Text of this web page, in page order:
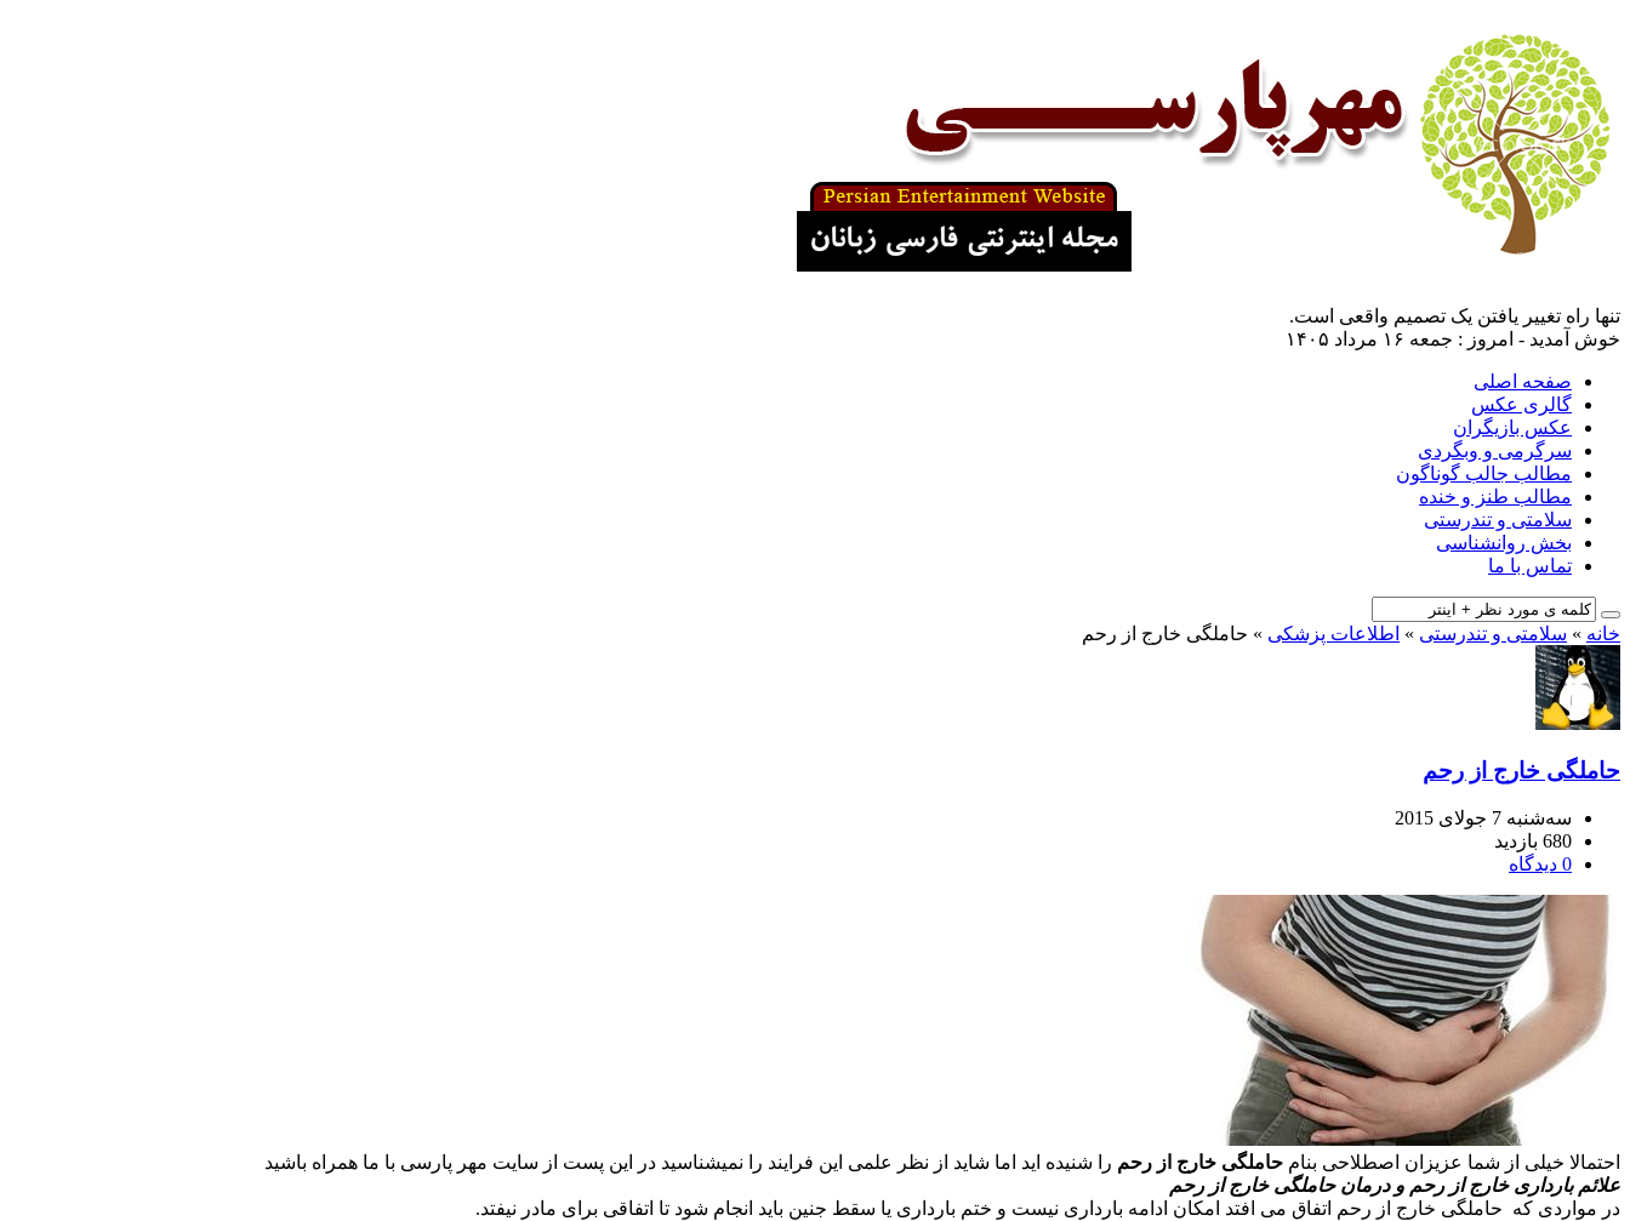
تنها راه تغییر یافتن یک تصمیم واقعی است.
خوش آمدید - امروز : جمعه ۱۶ مرداد ۱۴۰۵
صفحه اصلی
گالری عکس
عکس بازیگران
سرگرمی و وبگردی
مطالب جالب گوناگون
مطالب طنز و خنده
سلامتی و تندرستی
بخش روانشناسی
تماس با ما
خانه » سلامتی و تندرستی » اطلاعات پزشکی » حاملگی خارج از رحم
حاملگی خارج از رحم
سه‌شنبه 7 جولای 2015
680 بازدید
0 دیدگاه
احتمالا خیلی از شما عزیزان اصطلاحی بنام حاملگی خارج از رحم را شنیده اید اما شاید از نظر علمی این فرایند را نمیشناسید در این پست از سایت مهر پارسی با ما همراه باشید
علائم بارداری خارج از رحم و درمان حاملگی خارج از رحم
در مواردی که حاملگی خارج از رحم اتفاق می افتد امکان ادامه بارداری نیست و ختم بارداری یا سقط جنین باید انجام شود تا اتفاقی برای مادر نیفتد.